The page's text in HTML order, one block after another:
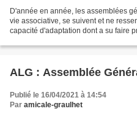
D'année en année, les assemblées
vie associative, se suivent et ne
capacité d'adaptation dont a su faire
ALG : Assemblée
Publié le 16/04/2021 à 14:54
Par amicale-graulhet